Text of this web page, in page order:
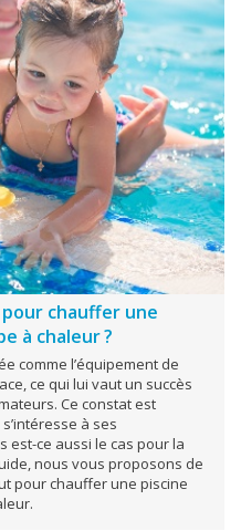
chauffer une
à chaleur ?
comme l’équipement de
ce qui lui vaut un succès
Ce constat est
à ses
est-ce aussi le cas pour la
nous vous proposons de
pour chauffer une piscine